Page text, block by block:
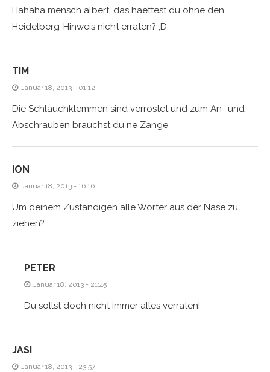
Hahaha mensch albert, das haettest du ohne den
Heidelberg-Hinweis nicht erraten? ;D
TIM
Januar 18, 2013 - 01:12
Die Schlauchklemmen sind verrostet und zum An- und
Abschrauben brauchst du ne Zange
ION
Januar 18, 2013 - 16:16
Um deinem Zuständigen alle Wörter aus der Nase zu
ziehen?
PETER
Januar 18, 2013 - 21:45
Du sollst doch nicht immer alles verraten!
JASI
Januar 18, 2013 - 23:57